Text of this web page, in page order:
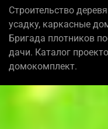
Строительство
усадку, каркасные
Бригада плотников
дачи. Каталог
домокомплект.